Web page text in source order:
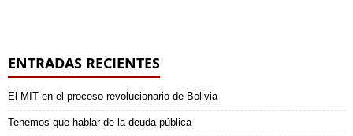
ENTRADAS RECIENTES
El MIT en el proceso revolucionario de Bolivia
Tenemos que hablar de la deuda pública